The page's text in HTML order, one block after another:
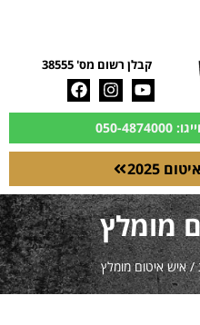
קבלן רשום מס' 38555
2025
מומלץ
/איש איטום מומלץ